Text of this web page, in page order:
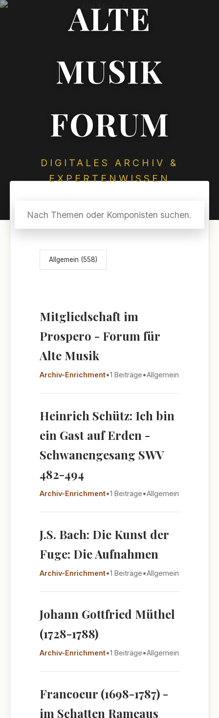
ALTE
MUSIK
FORUM
DIGITALES ARCHIV &
EXPERTENWISSEN
Themenübersicht
Allgemein (558)
Mitgliedschaft im
Prospero - Forum für
Alte Musik
Archiv-Enrichment•1 Beiträge•Allgemein
Heinrich Schütz: Ich bin
ein Gast auf Erden -
Schwanengesang SWV
482-494
Archiv-Enrichment•1 Beiträge•Allgemein
J.S. Bach: Die Kunst der
Fuge: Die Aufnahmen
Archiv-Enrichment•1 Beiträge•Allgemein
Johann Gottfried Müthel
(1728-1788)
Archiv-Enrichment•1 Beiträge•Allgemein
Francoeur (1698-1787) -
im Schatten Rameaus